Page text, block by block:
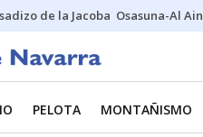
de la Jacoba Osasuna-Al Ain
PELOTA MONTAÑISMO